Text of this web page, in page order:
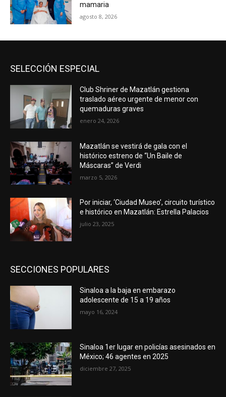
mamaria
agosto 8, 2026
SELECCIÓN ESPECIAL
Club Shriner de Mazatlán gestiona
traslado aéreo urgente de menor con
quemaduras graves
enero 24, 2026
Mazatlán se vestirá de gala con el
histórico estreno de “Un Baile de
Máscaras” de Verdi
marzo 5, 2026
Por iniciar, ‘Ciudad Museo’, circuito turístico
e histórico en Mazatlán: Estrella Palacios
julio 23, 2025
SECCIONES POPULARES
Sinaloa a la baja en embarazo
adolescente de 15 a 19 años
mayo 16, 2024
Sinaloa 1er lugar en policías asesinados en
México; 46 agentes en 2025
diciembre 27, 2025